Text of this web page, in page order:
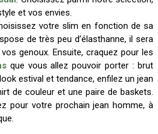
et vos envies.
votre slim en fonction de sa
de très peu d’élasthanne, il sera
genoux. Ensuite, craquez pour les
que vous allez pouvoir porter : brut
estival et tendance, enfilez un jean
de couleur et une paire de baskets.
pour votre prochain jean homme, à